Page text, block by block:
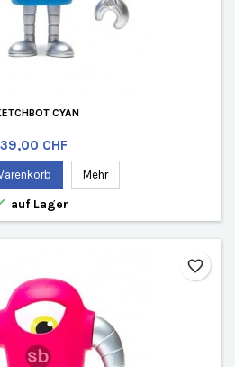
CYAN
Preis
39,00 CHF
Mehr
auf Lager
favorite_border